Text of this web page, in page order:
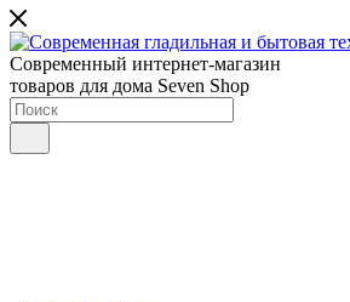
Современный интернет-магазин
товаров для дома Seven Shop